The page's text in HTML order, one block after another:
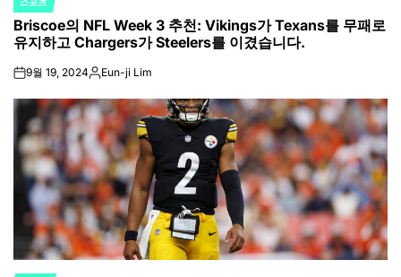
POSTED
IN
스포츠
Briscoe의 NFL Week 3 추천: Vikings가 Texans를 무패로
유지하고 Chargers가 Steelers를 이겼습니다.
on9월 19, 2024Posted
Eun-ji Lim